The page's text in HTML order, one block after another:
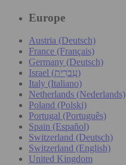
Europe
Austria (Deutsch)
France (Français)
Germany (Deutsch)
Israel (עִברִית)
Italy (Italiano)
Netherlands (Nederlands)
Poland (Polski)
Portugal (Português)
Spain (Español)
Switzerland (Deutsch)
Switzerland (English)
United Kingdom